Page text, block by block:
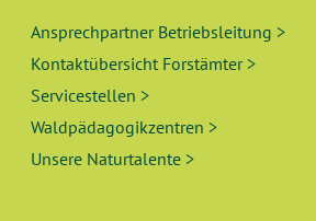
Ansprechpartner Betriebsleitung >
Kontaktübersicht Forstämter >
Servicestellen >
Waldpädagogikzentren >
Unsere Naturtalente >